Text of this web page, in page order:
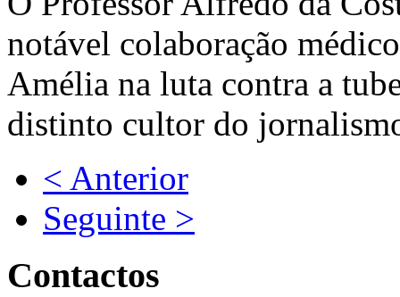
notável colaboração
Amélia na luta contra a
distinto cultor do
< Anterior
Seguinte >
Contactos